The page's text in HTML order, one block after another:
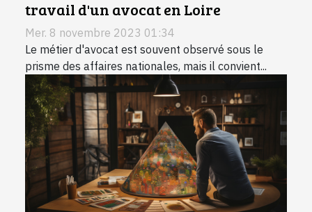
travail d'un avocat en Loire
Mer. 8 novembre 2023 01:34
Le métier d'avocat est souvent observé sous le
prisme des affaires nationales, mais il convient...